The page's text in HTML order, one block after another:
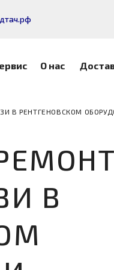
О нас
В РЕНТГЕНОВСКОМ
В